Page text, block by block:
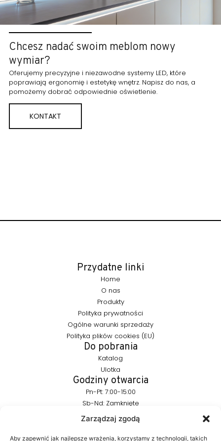
Zarządzaj zgodą
Aby zapewnić jak najlepsze wrażenia, korzystamy z technologii, takich
Chcesz nadać swoim meblom nowy
wymiar?
Oferujemy precyzyjne i niezawodne systemy LED, które
poprawiają ergonomię i estetykę wnętrz. Napisz do nas, a
pomożemy dobrać odpowiednie oświetlenie.
KONTAKT
Przydatne linki
Home
O nas
Produkty
Polityka prywatności
Ogólne warunki sprzedaży
Polityka plików cookies (EU)
Do pobrania
Katalog
Ulotka
Godziny otwarcia
Pn-Pt: 7:00-15:00
Sb-Nd: Zamknięte
Pozostańmy w kontakcie
info@furnika.pl
+48 (77) 544 91 28